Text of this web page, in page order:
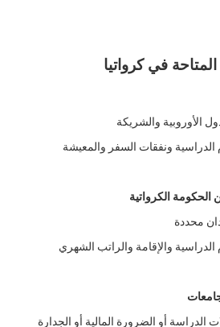
في كرواتيا
الأوروبية والشريكة
ونفقات السفر والمعيشة
الحكومة الكرواتية
محددة
والإقامة والراتب الشهري
الدراسة أو الضرورة المالية أو الجدارة